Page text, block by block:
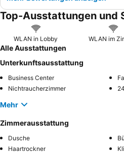
Top-Ausstattungen und
WLAN in Lobby WLAN im
Alle Ausstattungen
Unterkunftsausstattung
Business Center
Nichtraucherzimmer
Mehr
Zimmerausstattung
Dusche
Haartrockner